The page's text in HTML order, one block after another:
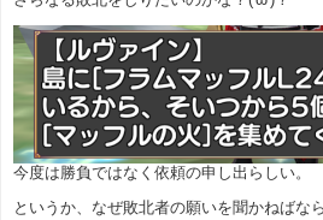
今度は勝負ではなく依頼の申し出らしい。
というか、なぜ敗北者の願いを聞かねばな